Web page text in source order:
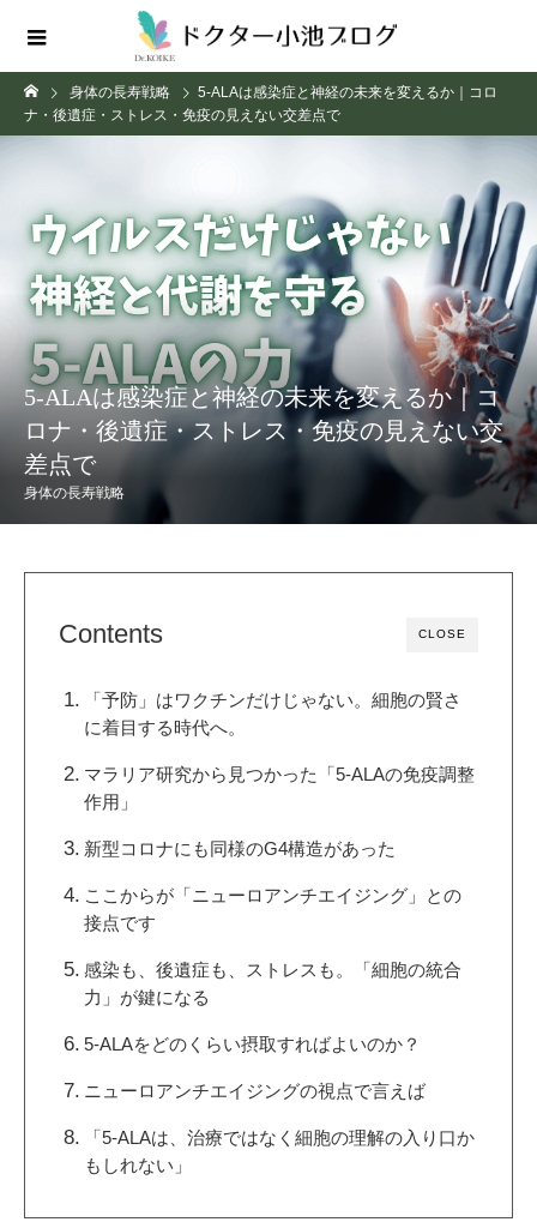
身体の長寿戦略
5-ALAは感染症と神経の未来を変えるか｜コロ
ナ・後遺症・ストレス・免疫の見えない交差点で
5-ALAは感染症と神経の未来を変えるか｜コ
ロナ・後遺症・ストレス・免疫の見えない交
差点で
身体の長寿戦略
CLOSE
Contents
「予防」はワクチンだけじゃない。細胞の賢さ
に着目する時代へ。
マラリア研究から見つかった「5-ALAの免疫調整
作用」
新型コロナにも同様のG4構造があった
ここからが「ニューロアンチエイジング」との
接点です
感染も、後遺症も、ストレスも。「細胞の統合
力」が鍵になる
5-ALAをどのくらい摂取すればよいのか？
ニューロアンチエイジングの視点で言えば
「5-ALAは、治療ではなく細胞の理解の入り口か
もしれない」